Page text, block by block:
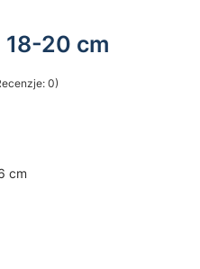
18-20 cm
0)
Opinie
cm